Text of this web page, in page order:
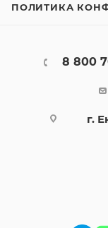
ПОЛИТИКА
8 800
г.